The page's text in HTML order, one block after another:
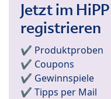
Jetzt im
registrieren
✔️ Produktproben
✔️ Coupons
✔️ Gewinnspiele
✔️ Tipps per Mail